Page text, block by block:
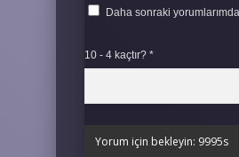
Daha sonraki
10 - 4 kaçtır? *